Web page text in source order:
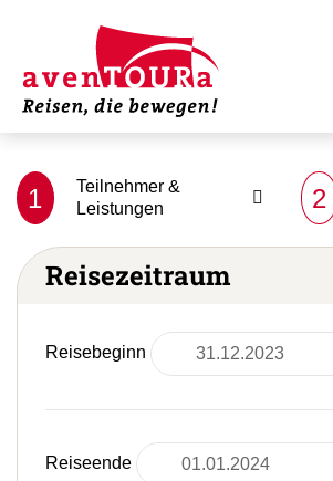
1
Teilnehmer &
Leistungen
2
Reisezeitraum
Reisebeginn
Reiseende